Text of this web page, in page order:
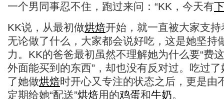
一个男同事忍不住，跑过来问：“KK，今天有
KK说，从最初做烘焙开始，就一直被大家支
无论做了什么，大家都会说好吃，这是她坚持
力。KK的爸爸最初虽然不理解她为什么要“费
外面能买到的东西”，却也没有反对过。吃过
了她做烘焙时开心又专注的状态之后，更是由
定期给她“配送”烘焙用的鸡蛋和牛奶。